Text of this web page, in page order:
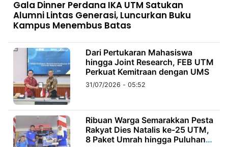
NTB
Time
IDN
Jogja
Rakyat
News
Notice
Baru
Kabarbaru
Gala Dinner Perdana IKA UTM Satukan
Alumni Lintas Generasi, Luncurkan Buku
Kampus Menembus Batas
Dari Pertukaran Mahasiswa
hingga Joint Research, FEB UTM
Perkuat Kemitraan dengan UMS
31/07/2026 - 05:52
Ribuan Warga Semarakkan Pesta
Rakyat Dies Natalis ke-25 UTM,
8 Paket Umrah hingga Puluhan